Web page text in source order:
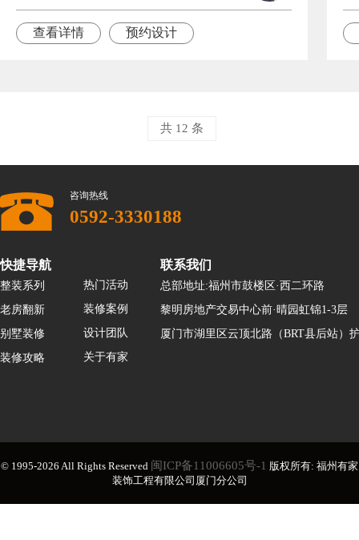
查看详情 预约设计
共 12 条
咨询热线
0592-3330188
快捷导航
整装系列
老房翻新
别墅装修
装修攻略
热门活动
装修案例
设计团队
关于有家
联系我们
总部地址:福州市鼓楼区·西二环路
黎明房地产交易中心前·晴园虹锦1-3层
厦门市湖里区云顶北路（BRT县后站）
© 1995-2026 All Rights Reserved 闽ICP备11006605号-1 版权所有: 福州有家
装饰工程有限公司厦门分公司